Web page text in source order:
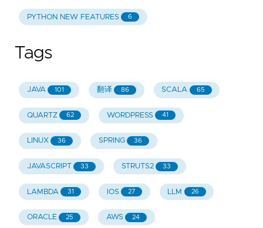
PYTHON NEW FEATURES 6
Tags
JAVA 101 翻译 86 SCALA 65
QUARTZ 62 WORDPRESS 41
LINUX 36 SPRING 36
JAVASCRIPT 33 STRUTS2 33
LAMBDA 31 IOS 27 LLM 26
ORACLE 25 AWS 24